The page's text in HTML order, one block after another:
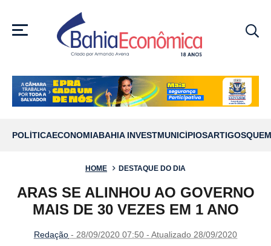
MENU
POLÍTICAECONOMIABAHIA INVESTMUNICÍPIOSARTIGOS
HOME DESTAQUE DO DIA
ARAS SE ALINHOU AO GOVERNO
MAIS DE 30 VEZES EM 1 ANO
Redação - 28/09/2020 07:50 - Atualizado 28/09/2020